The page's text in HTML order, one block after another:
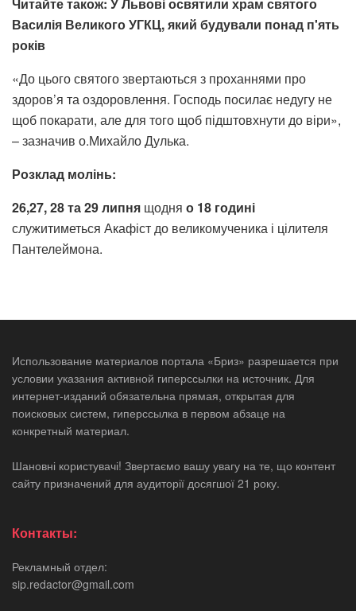
Читайте також: У Львові освятили храм святого
Василія Великого УГКЦ, який будували понад п'ять
років
«До цього святого звертаються з проханнями про
здоров’я та оздоровлення. Господь посилає недугу не
щоб покарати, але для того щоб підштовхнути до віри»,
– зазначив о.Михайло Дулька.
Розклад молінь:
26,27, 28 та 29 липня щодня о 18 годині
служитиметься Акафіст до великомученика і цілителя
Пантелеймона.
Использование материалов портала «Бриз» разрешается при
условии указания активной гиперссылки на источник. Для
интернет-изданий обязательна прямая, открытая для
поисковых систем, гиперссылка в первом абзаце на
конкретный материал.
Шановні користувачі! Звертаємо вашу увагу на те, що контент
сайту призначений для аудиторії досягшої 21 року.
Контакты:
Рекламный отдел:
sip.redactor@gmail.com